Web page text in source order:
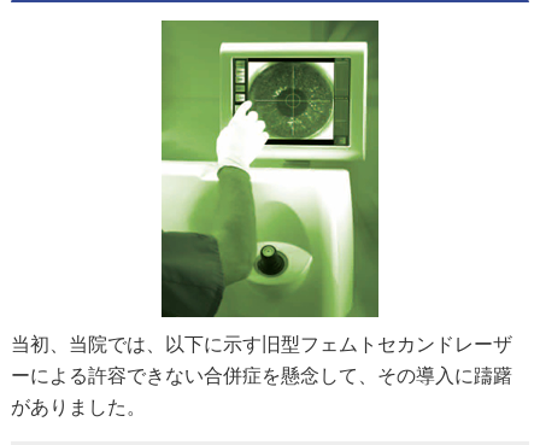
当初、当院では、以下に示す旧型フェムトセカンドレーザ
ーによる許容できない合併症を懸念して、その導入に躊躇
がありました。